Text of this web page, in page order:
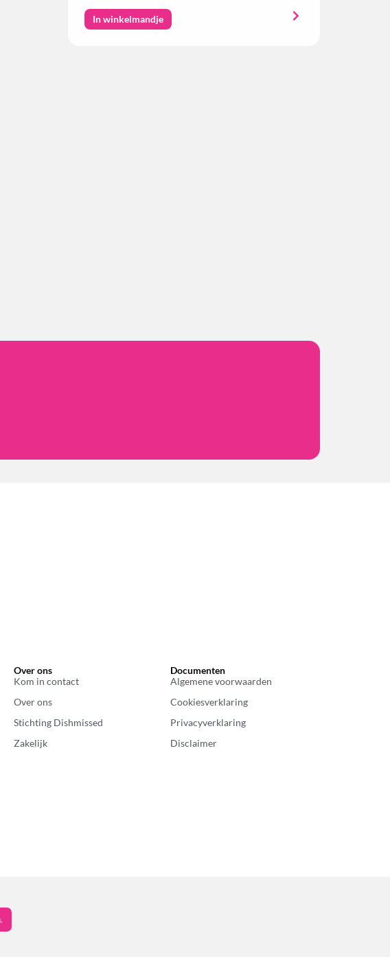
In winkelmandje
Over ons
Kom in contact
Over ons
Stichting Dishmissed
Zakelijk
Documenten
Algemene voorwaarden
Cookiesverklaring
Privacyverklaring
Disclaimer